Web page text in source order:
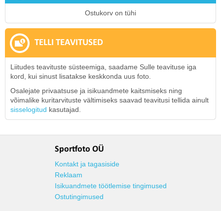
Ostukorv on tühi
TELLI TEAVITUSED
Liitudes teavituste süsteemiga, saadame Sulle teavituse iga
kord, kui sinust lisatakse keskkonda uus foto.
Osalejate privaatsuse ja isikuandmete kaitsmiseks ning
võimalike kuritarvituste vältimiseks saavad teavitusi tellida ainult
sisselogitud kasutajad.
Sportfoto OÜ
Kontakt ja tagasiside
Reklaam
Isikuandmete töötlemise tingimused
Ostutingimused